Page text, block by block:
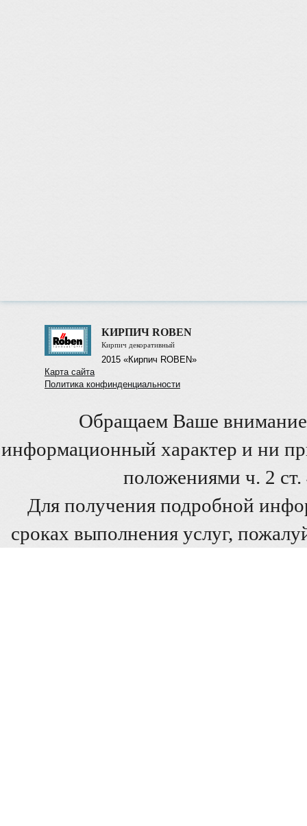
КИРПИЧ ROBEN
Кирпич декоративный
2015 «Кирпич ROBEN»
Карта сайта
Политика конфинденциальности
Обращаем Ваше внимание
информационный характер и ни
положениями ч. 2
Для получения подробной
сроках выполнения услуг,